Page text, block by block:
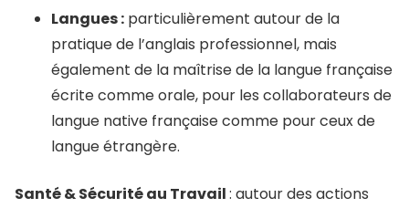
Langues : particulièrement autour de la
pratique de l’anglais professionnel, mais
également de la maîtrise de la langue française
écrite comme orale, pour les collaborateurs de
langue native française comme pour ceux de
langue étrangère.
Santé & Sécurité au Travail: autour des actions